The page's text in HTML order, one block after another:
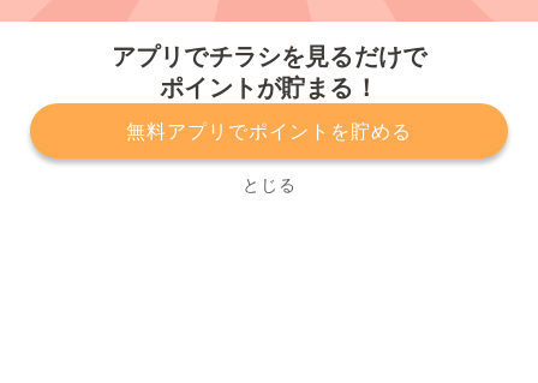
アプリでチラシを見るだけで
ポイントが貯まる！
無料アプリでポイントを貯める
とじる
プライバシーポリシー 利用規約
運営会社
サービスに関してのお問い合わせ